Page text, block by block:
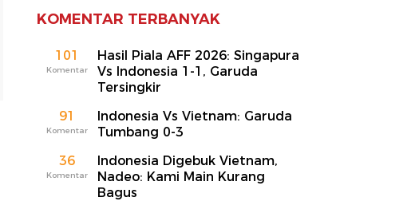
KOMENTAR TERBANYAK
101
Komentar
Hasil Piala AFF 2026: Singapura
Vs Indonesia 1-1, Garuda
Tersingkir
91
Komentar
Indonesia Vs Vietnam: Garuda
Tumbang 0-3
36
Komentar
Indonesia Digebuk Vietnam,
Nadeo: Kami Main Kurang
Bagus